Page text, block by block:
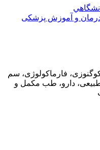
و آموزش پزشکی
فارماکولوژی، سم
دارو، طب مکمل و